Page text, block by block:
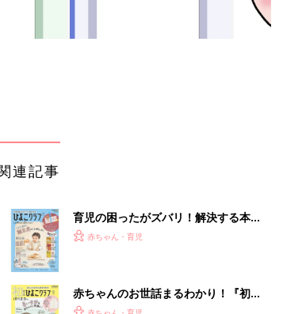
連記事
育児の困ったがズバリ！解決する本
『ひよこクラブ 秋号』 4カ月～2才
赤ちゃん・育児
赤ちゃんのお世話まるわかり！『初め
てのひよこクラブ 夏号』〈巻頭大特